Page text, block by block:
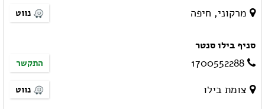
מרקוני, חיפה נווט
סניף בילו סנטר
1700552288 התקשר
צומת בילו נווט